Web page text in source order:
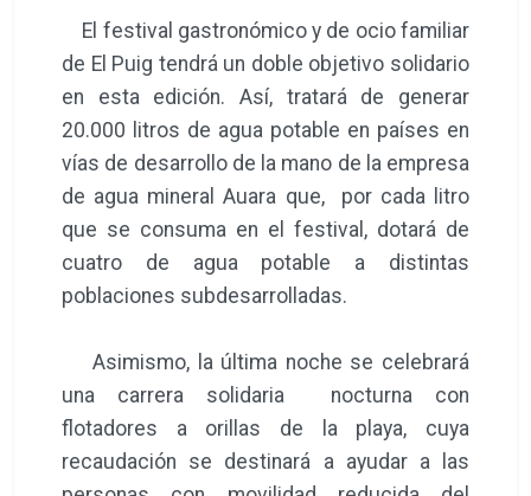
El festival gastronómico y de ocio familiar
de El Puig tendrá un doble objetivo solidario
en esta edición. Así, tratará de generar
20.000 litros de agua potable en países en
vías de desarrollo de la mano de la empresa
de agua mineral Auara que, por cada litro
que se consuma en el festival, dotará de
cuatro de agua potable a distintas
poblaciones subdesarrolladas.
Asimismo, la última noche se celebrará
una carrera solidaria nocturna con
flotadores a orillas de la playa, cuya
recaudación se destinará a ayudar a las